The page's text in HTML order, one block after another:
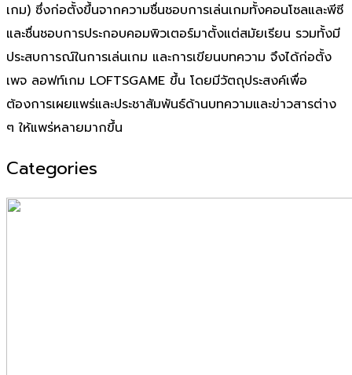
เกม) ซึ่งก่อตั้งขึ้นจากความชื่นชอบการเล่นเกมทั้งคอนโซลและพีซี
และชื่นชอบการประกอบคอมพิวเตอร์มาตั้งแต่สมัยเรียน รวมทั้งมี
ประสบการณ์ในการเล่นเกม และการเขียนบทความ จึงได้ก่อตั้ง
เพจ ลอฟท์เกม LOFTSGAME ขึ้น โดยมีวัตถุประสงค์เพื่อ
ต้องการเผยแพร่และประชาสัมพันธ์ด้านบทความและข่าวสารต่าง
ๆ ให้แพร่หลายมากขึ้น
Categories